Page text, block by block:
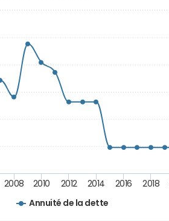
Annuité de la dette
2008 2010 2012 2014 2016 2018